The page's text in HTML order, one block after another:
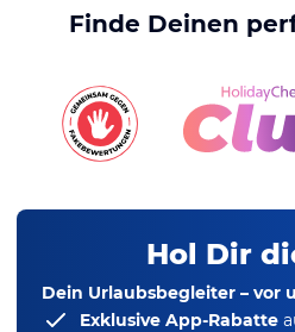
Finde Deinen
Hol Dir
Dein Urlaubsbegleiter – vor
Exklusive App-Rabatte